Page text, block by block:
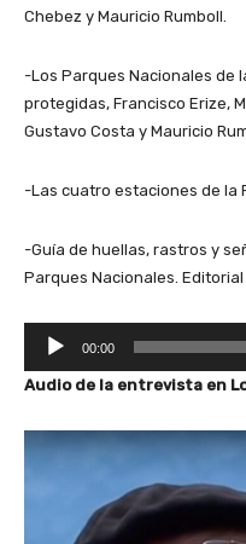
Chebez y Mauricio Rumboll.
-Los Parques Nacionales de
protegidas, Francisco Erize,
Gustavo Costa y Mauricio
-Las cuatro estaciones de la
-Guía de huellas, rastros y
Parques Nacionales. Editorial
p
00:00
Audio de la entrevista en